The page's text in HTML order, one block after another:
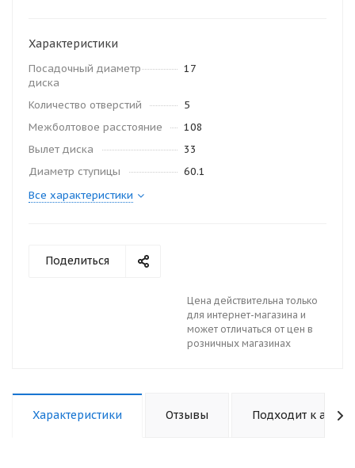
Характеристики
Посадочный диаметр
диска
17
Количество отверстий
5
Межболтовое расстояние
108
Вылет диска
33
Диаметр ступицы
60.1
Все характеристики
Поделиться
Цена действительна только
для интернет-магазина и
может отличаться от цен в
розничных магазинах
Характеристики Отзывы Подходит к авто